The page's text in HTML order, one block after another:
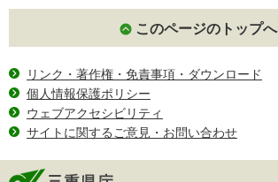
このページのトップへ
リンク・著作権・免責事項・ダウンロード
個人情報保護ポリシー
ウェブアクセシビリティ
サイトに関するご意見・お問い合わせ